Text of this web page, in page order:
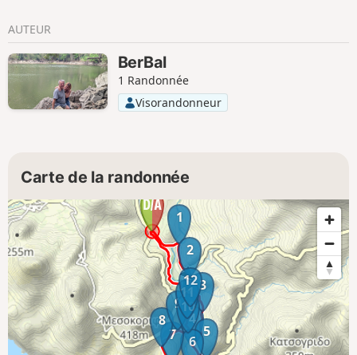
AUTEUR
BerBal
1 Randonnée
Visorandonneur
Carte de la randonnée
1
2
3
4
5
6
7
8
910
11
12